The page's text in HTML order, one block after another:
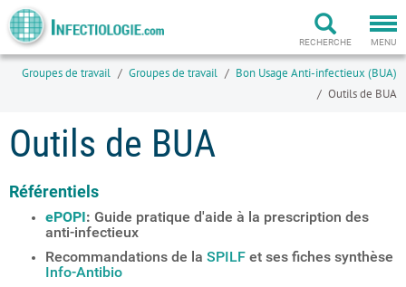
MENU
RECHERCHE
Groupes de travail Groupes de travail
Bon Usage Anti-infectieux (BUA)
Outils de BUA
Outils de BUA
Référentiels
ePOPI: Guide pratique d'aide à la prescription des
anti-infectieux
Recommandations de la SPILF et ses fiches synthèse
Info-Antibio